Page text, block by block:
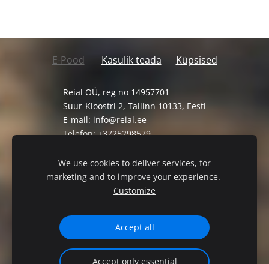
E-Pood Kasulik teada Küpsised
Reial OÜ, reg no 14957701
Suur-Kloostri 2, Tallinn 10133, Eesti
E-mail: info@reial.ee
Telefon: +3725298579
Müügi-ja tagastustingimused
Privaatsuspoliitika
We use cookies to deliver services, for
marketing and to improve your experience.
Customize
Accept all
Accept only essential